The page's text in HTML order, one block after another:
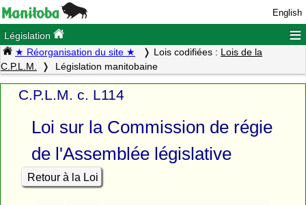
English
Législation ≡
★ Réorganisation du site ★ Lois codifiées : Lois de la
C.P.L.M.
Législation manitobaine
C.P.L.M. c. L114
Loi sur la Commission de régie
de l'Assemblée législative
Retour à la Loi